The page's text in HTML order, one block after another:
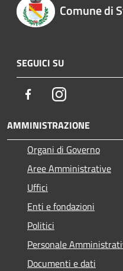
Comune di
SEGUICI SU
FacebookInstagram
AMMINISTRAZIONE
Organi di Governo
Aree Amministrative
Uffici
Enti e fondazioni
Politici
Personale
Documenti e dati